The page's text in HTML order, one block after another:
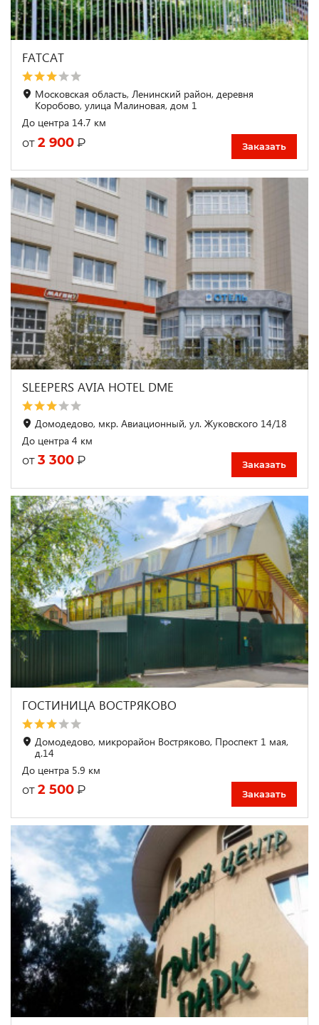
FATCAT
Московская область, Ленинский район, деревня
Коробово, улица Малиновая, дом 1
До центра 14.7 км
от 2 900 ₽ Заказать
SLEEPERS AVIA HOTEL DME
Домодедово, мкр. Авиационный, ул. Жуковского 14/18
До центра 4 км
от 3 300 ₽ Заказать
ГОСТИНИЦА ВОСТРЯКОВО
Домодедово, микрорайон Востряково, Проспект 1 мая,
д.14
До центра 5.9 км
от 2 500 ₽ Заказать